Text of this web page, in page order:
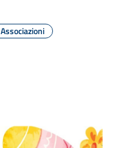
Associazioni